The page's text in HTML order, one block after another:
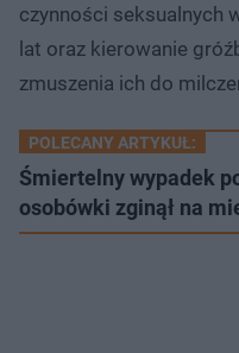
czynności seksualnych
lat oraz kierowanie
zmuszenia ich do
POLECANY ARTYKUŁ:
Śmiertelny wypadek
osobówki zginął na